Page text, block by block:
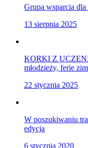
Grupa wsparcia
13 sierpnia 2025
KORKI Z
młodzieży, ferie
22 stycznia 2025
W poszukiwaniu
edycja
6 stycznia 2020